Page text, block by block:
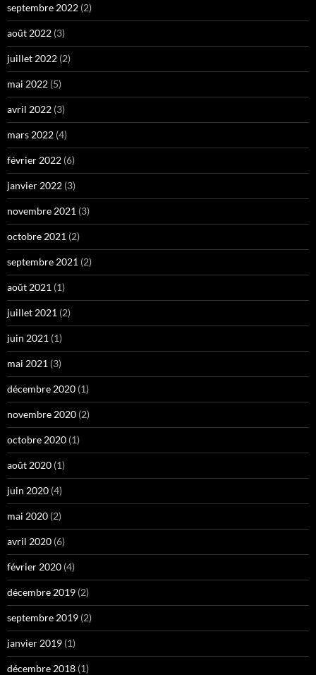
septembre 2022 (2)
août 2022 (3)
juillet 2022 (2)
mai 2022 (5)
avril 2022 (3)
mars 2022 (4)
février 2022 (6)
janvier 2022 (3)
novembre 2021 (3)
octobre 2021 (2)
septembre 2021 (2)
août 2021 (1)
juillet 2021 (2)
juin 2021 (1)
mai 2021 (3)
décembre 2020 (1)
novembre 2020 (2)
octobre 2020 (1)
août 2020 (1)
juin 2020 (4)
mai 2020 (2)
avril 2020 (6)
février 2020 (4)
décembre 2019 (2)
septembre 2019 (2)
janvier 2019 (1)
décembre 2018 (1)